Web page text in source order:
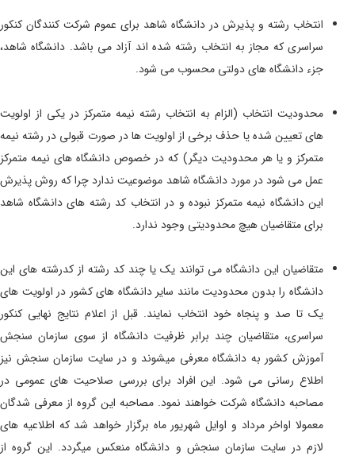
انتخاب رشته و پذیرش در دانشگاه شاهد برای عموم شرکت کنندگان کنکور
سراسری که مجاز به انتخاب رشته شده اند آزاد می باشد. دانشگاه شاهد،
جزء دانشگاه های دولتی محسوب می شود.
محدودیت انتخاب (الزام به انتخاب رشته نیمه متمرکز در یکی از اولویت
های تعیین شده یا حذف برخی از اولویت ها در صورت قبولی در رشته نیمه
متمرکز و یا هر محدودیت دیگر) که در خصوص دانشگاه های نیمه متمرکز
عمل می شود در مورد دانشگاه شاهد موضوعیت ندارد چرا که روش پذیرش
این دانشگاه نیمه متمرکز نبوده و در انتخاب کد رشته های دانشگاه شاهد
برای متقاضیان هیچ محدودیتی وجود ندارد.
متقاضیان این دانشگاه می توانند یک یا چند کد رشته از کدرشته های این
دانشگاه را بدون محدودیت مانند سایر دانشگاه های کشور در اولویت های
یک تا صد و پنجاه خود انتخاب نمایند. قبل از اعلام نتایج نهایی کنکور
سراسری، متقاضیان چند برابر ظرفیت دانشگاه از سوی سازمان سنجش
آموزش کشور به دانشگاه معرفی میشوند و در سایت سازمان سنجش نیز
اطلاع رسانی می شود. این افراد برای بررسی صلاحیت های عمومی در
مصاحبه دانشگاه شرکت خواهند نمود. مصاحبه این گروه از معرفی شدگان
معمولا اواخر مرداد و اوایل شهریور ماه برگزار خواهد شد که اطلاعیه های
لازم در سایت سازمان سنجش و دانشگاه منعکس میگردد. این گروه از